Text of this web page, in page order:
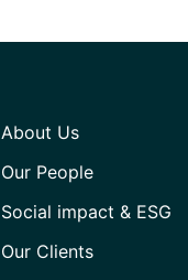
About Us
Our People
Social impact & ESG
Our Clients